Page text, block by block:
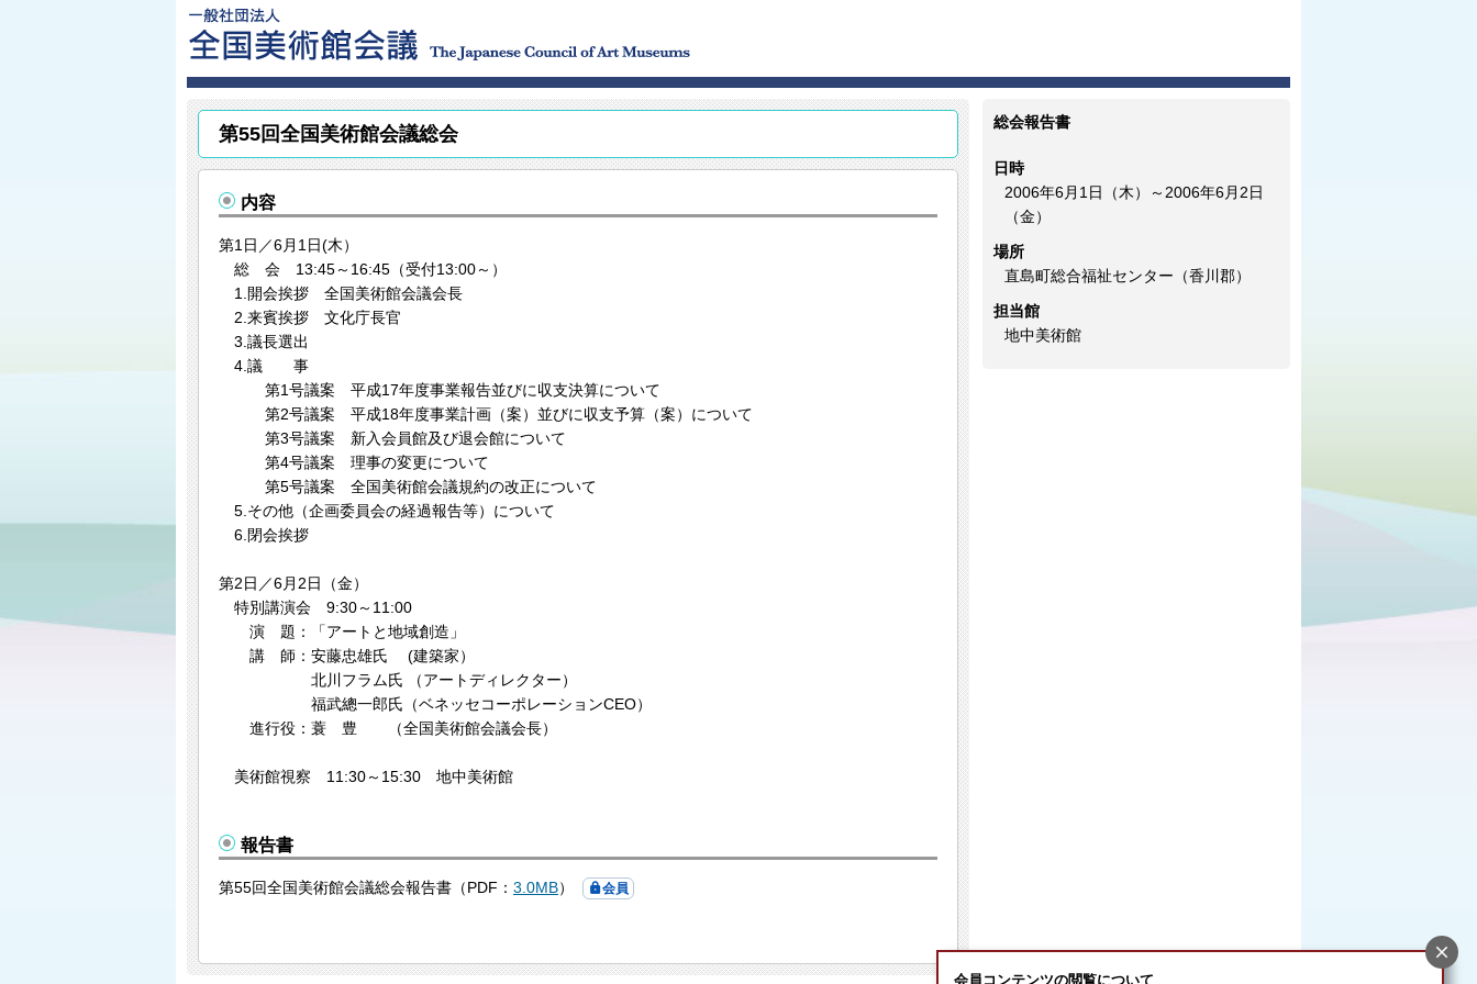
第55回全国美術館会議総会
内容
第1日／6月1日(木）
総 会 13:45～16:45（受付13:00～）
1.開会挨拶 全国美術館会議会長
2.来賓挨拶 文化庁長官
3.議長選出
4.議 事
第1号議案 平成17年度事業報告並びに収支決算について
第2号議案 平成18年度事業計画（案）並びに収支予算（案）について
第3号議案 新入会員館及び退会館について
第4号議案 理事の変更について
第5号議案 全国美術館会議規約の改正について
5.その他（企画委員会の経過報告等）について
6.閉会挨拶
第2日／6月2日（金）
特別講演会 9:30～11:00
演 題：「アートと地域創造」
講 師：安藤忠雄氏 (建築家）
北川フラム氏 （アートディレクター）
福武總一郎氏（ベネッセコーポレーションCEO）
進行役：蓑 豊 （全国美術館会議会長）
美術館視察 11:30～15:30 地中美術館
報告書
第55回全国美術館会議総会報告書（PDF： 3.0MB） 会員
総会報告書
日時
2006年6月1日（木）～2006年6月2日
（金）
場所
直島町総合福祉センター（香川郡）
担当館
地中美術館
会員コンテンツの閲覧について